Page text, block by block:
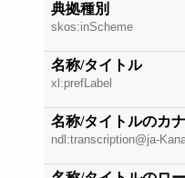
典拠種別
skos:inScheme
名称/タイトル
xl:prefLabel
名称/タイトルのカ
ndl:transcription@ja-